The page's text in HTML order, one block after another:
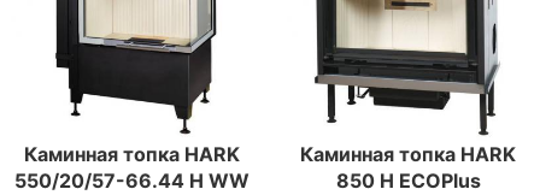
Каминная топка HARK
550/20/57-66.44 H WW
Каминная топка HARK
850 H ECOPlus